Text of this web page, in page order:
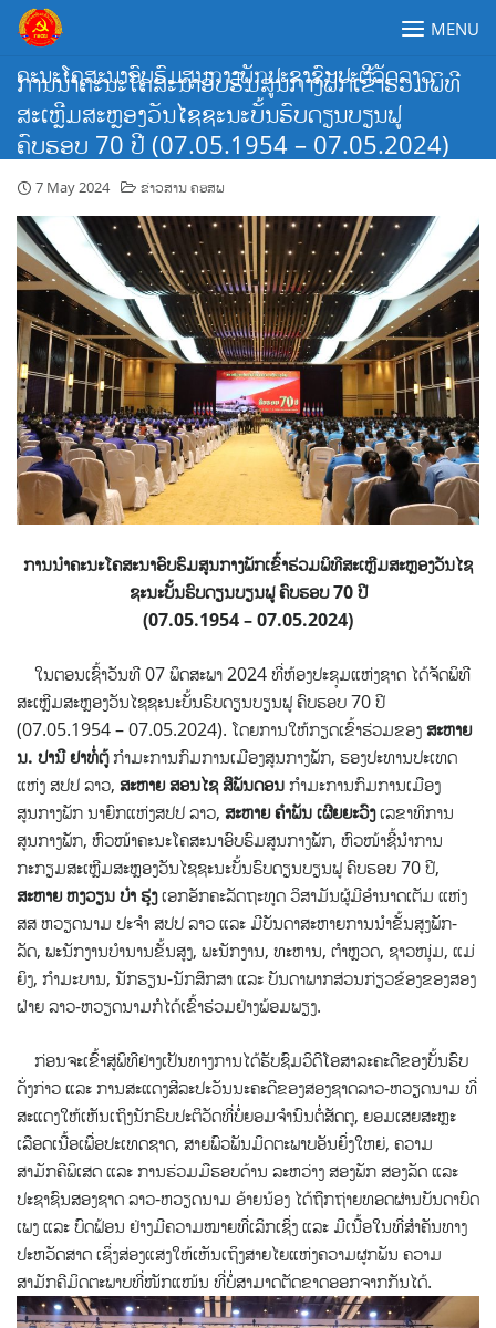
Skip
content
ຄະນະໂຄສະນາອົບຮົມສູນກາງພັກປະຊາຊົນປະຕິວັດລາວ
MENU
ການນຳຄະນະໂຄສະນາອົບຮົມສູນກາງພັກເຂົ້າຮ່ວມພິທີ
ສະເຫຼີມສະຫຼອງວັນໄຊຊະນະບັ້ນຮົບດຽນບຽນຟູ
ຄົບຮອບ 70 ປີ (07.05.1954 – 07.05.2024)
7 May 2024 ຂ່າວສານ ຄອສພ
ການນຳຄະນະໂຄສະນາອົບຮົມສູນກາງພັກເຂົ້າຮ່ວມພິທີສະເຫຼີມສະຫຼອງວັນໄຊ
ຊະນະບັ້ນຮົບດຽນບຽນຟູ ຄົບຮອບ 70 ປີ
(07.05.1954 – 07.05.2024)
ໃນຕອນເຊົ້າວັນທີ 07 ພຶດສະພາ 2024 ທີ່ຫ້ອງປະຊຸມແຫ່ງຊາດ ໄດ້ຈັດພິທີ
ສະເຫຼີມສະຫຼອງວັນໄຊຊະນະບັ້ນຮົບດຽນບຽນຟູ ຄົບຮອບ 70 ປີ
(07.05.1954 – 07.05.2024). ໂດຍການໃຫ້ກຽດເຂົ້າຮ່ວມຂອງສະຫາຍ
ນ. ປານີ ຢາທໍ່ຕູ້ກຳມະການກົມການເມືອງສູນກາງພັກ, ຮອງປະທານປະເທດ
ແຫ່ງ ສປປ ລາວ, ສະຫາຍ ສອນໄຊ ສີພັນດອນກໍາມະການກົມການເມືອງ
ສູນກາງພັກ ນາຍົກແຫ່ງສປປ ລາວ, ສະຫາຍ ຄຳພັນ ເຜີຍຍະວົງເລຂາທິການ
ສູນກາງພັກ, ຫົວໜ້າຄະນະໂຄສະນາອົບຮົມສູນກາງພັກ, ຫົວໜ້າຊີ້ນຳການ
ກະກຽມສະເຫຼີມສະຫຼອງວັນໄຊຊະນະບັ້ນຮົບດຽນບຽນຟູ ຄົບຮອບ 70 ປີ,
ສະຫາຍ ຫງວຽນ ບ໋າ ຮຸ່ງເອກອັກຄະລັດຖະທູດ ວິສາມັນຜູ້ມີອຳນາດເຕັມ ແຫ່ງ
ສສ ຫວຽດນາມ ປະຈຳ ສປປ ລາວ ແລະ ມີບັນດາສະຫາຍການນໍາຂັ້ນສູງພັກ-
ລັດ, ພະນັກງານບຳນານຂັ້ນສູງ, ພະນັກງານ, ທະຫານ, ຕຳຫຼວດ, ຊາວໜຸ່ມ, ແມ່
ຍິງ, ກຳມະບານ, ນັກຮຽນ-ນັກສຶກສາ ແລະ ບັນດາພາກສ່ວນກ່ຽວຂ້ອງຂອງສອງ
ຝ່າຍ ລາວ-ຫວຽດນາມກໍໄດ້ເຂົ້າ​ຮ່ວມຢ່າງພ້ອມພຽງ.
ກ່ອນຈະເຂົ້າສູ່ພິທີຢ່າງເປັນທາງການໄດ້ຮັບຊົມວິດີໂອສາລະຄະດີຂອງບັ້ນຮົບ
ດັ່ງກ່າວ ແລະ ການສະແດງສີລະປະວັນນະຄະດີຂອງສອງຊາດລາວ-ຫວຽດນາມ ທີ່
ສະແດງໃຫ້ເຫັນເຖິງນັກຮົບປະຕິວັດທີ່ບໍ່ຍອມຈຳນົນຕໍ່ສັດຕູ, ຍອມເສຍສະຫຼະ
ເລືອດເນື້ອເພື່ອປະເທດຊາດ, ສາຍພົວພັນມິດຕະພາບອັນຍິ່ງໃຫຍ່, ຄວາມ
ສາມັກຄີພິເສດ ແລະ ການຮ່ວມມືຮອບດ້ານ ລະຫວ່າງ ສອງພັກ ສອງລັດ ແລະ
ປະຊາຊົນສອງຊາດ ລາວ-ຫວຽດນາມ ອ້າຍນ້ອງ ໄດ້ຖືກຖ່າຍທອດຜ່ານບັນດາບົດ
ເພງ ແລະ ບົດຟ້ອນ ຢ່າງມີຄວາມໝາຍທີ່ເລິກເຊິ່ງ ແລະ ມີເນື້ອໃນທີ່ສຳຄັນທາງ
ປະຫວັດສາດ ເຊິ່ງສ່ອງແສງໃຫ້ເຫັນເຖິງສາຍໄຍແຫ່ງຄວາມຜູກພັນ ຄວາມ
ສາມັກຄີມິດຕະພາບທີ່ໜັກແໜ້ນ ທີ່ບໍ່ສາມາດຕັດຂາດອອກຈາກກັນໄດ້.